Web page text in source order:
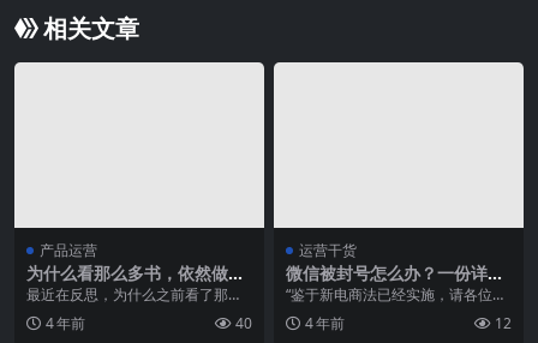
相关文章
产品运营
为什么看那么多书，依然做不
好产品（一）
最近在反思，为什么之前看了那么
多产品相关的书籍、文章，却总感
觉自己没有什么进步，...
4 年前 40
运营干货
微信被封号怎么办？一份详尽
的“自救说明书”奉上！
“鉴于新电商法已经实施，请各位新
老客人发微信问商品的时候不要涉
及敏感字眼如：银行...
4 年前 12